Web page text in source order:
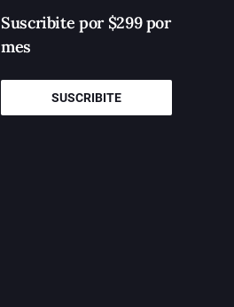
Suscribite por $299 por
mes
SUSCRIBITE